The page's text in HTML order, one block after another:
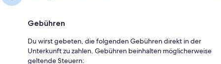
Gebühren
Du wirst gebeten, die folgenden Gebühren direkt in der
Unterkunft zu zahlen. Gebühren beinhalten möglicherweise
geltende Steuern: